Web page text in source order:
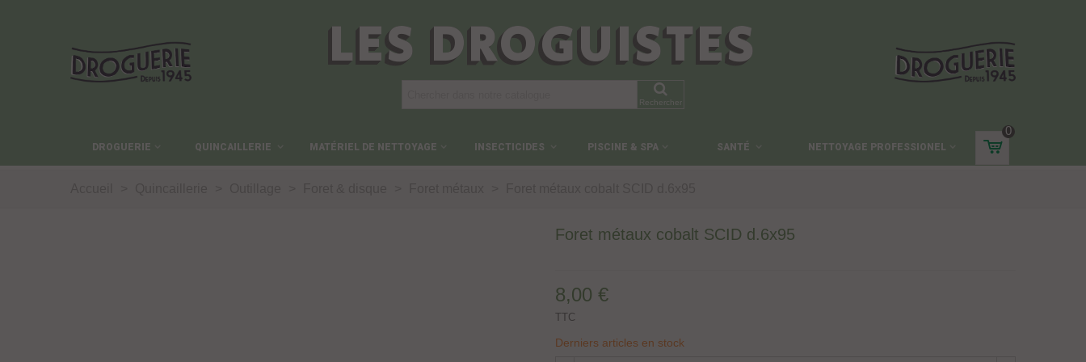
LES DROGUISTES
Rechercher
DROGUERIE QUINCAILLERIE MATÉRIEL DE NETTOYAGE INSECTICIDES PISCINE & SPA SANTÉ NETTOYAGE PROFESSIONEL
0
Foret métaux cobalt SCID d.6x95
8,00 €
TTC
Derniers articles en stock